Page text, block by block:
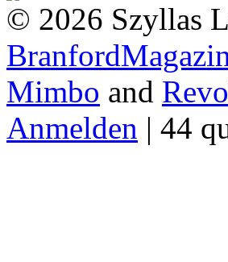
© 2026 Szyllas
Mimbo and
Anmelden | 44